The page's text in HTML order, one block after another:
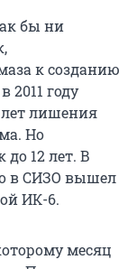
бы ни
к созданию
2011 году
лишения
Но
до 12 лет. В
в СИЗО вышел
ИК-6.
месяц